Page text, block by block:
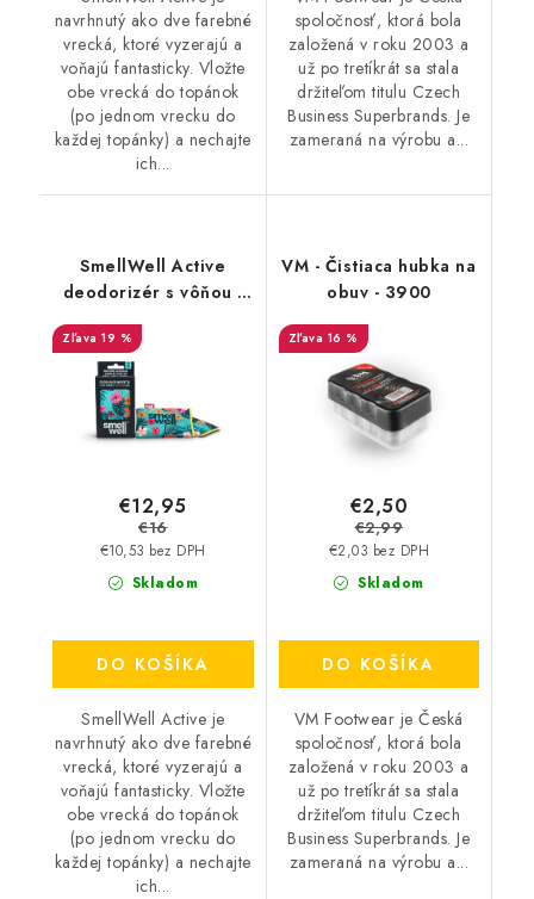
navrhnutý ako dve farebné
vrecká, ktoré vyzerajú a
voňajú fantasticky. Vložte
obe vrecká do topánok
(po jednom vrecku do
každej topánky) a nechajte
ich...
spoločnosť, ktorá bola
založená v roku 2003 a
už po tretíkrát sa stala
držiteľom titulu Czech
Business Superbrands. Je
zameraná na výrobu a...
SmellWell Active
deodorizér s vôňou -
Tropical Blue
19 %
Skladom
€10,53 bez DPH
€12,95
€16
DO KOŠÍKA
SmellWell Active je
navrhnutý ako dve farebné
vrecká, ktoré vyzerajú a
voňajú fantasticky. Vložte
obe vrecká do topánok
(po jednom vrecku do
každej topánky) a nechajte
ich...
VM - Čistiaca hubka na
obuv - 3900
16 %
Skladom
€2,03 bez DPH
€2,50
€2,99
DO KOŠÍKA
VM Footwear je Česká
spoločnosť, ktorá bola
založená v roku 2003 a
už po tretíkrát sa stala
držiteľom titulu Czech
Business Superbrands. Je
zameraná na výrobu a...